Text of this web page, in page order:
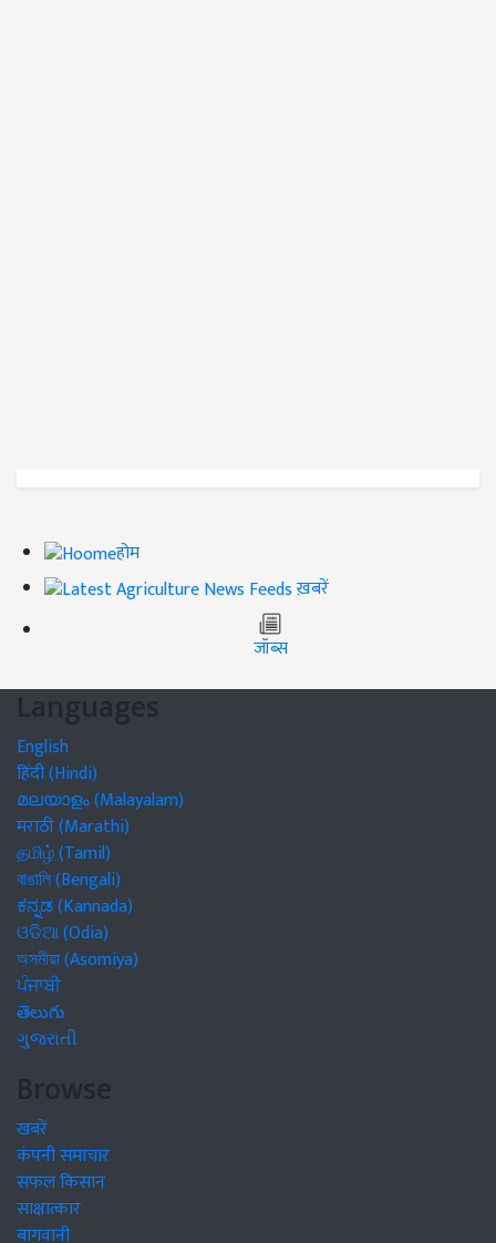
होम
ख़बरें
जॉब्स
Languages
English
हिंदी (Hindi)
മലയാളം (Malayalam)
मराठी (Marathi)
தமிழ் (Tamil)
বাঙালি (Bengali)
ಕನ್ನಡ (Kannada)
ଓଡିଆ (Odia)
অসমীয়া (Asomiya)
ਪੰਜਾਬੀ
తెలుగు
ગુજરાતી
Browse
खबरें
कंपनी समाचार
सफल किसान
साक्षात्कार
बागवानी